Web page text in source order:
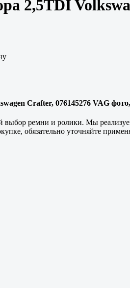
2,5TDI
Crafter, 076145276 VAG
выбор ремни и ролики. Мы
обязательно уточняйте